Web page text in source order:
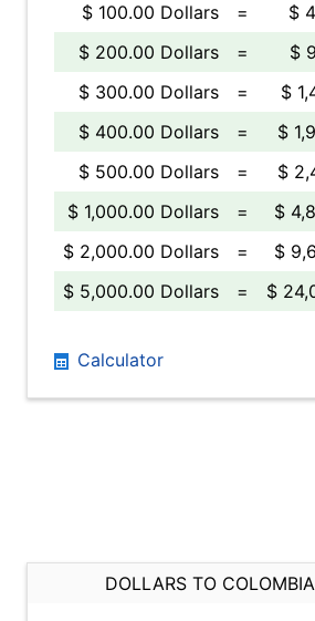
$ 100.00 Dollars
=
$
$ 200.00 Dollars
=
$
$ 300.00 Dollars
=
$
$ 400.00 Dollars
=
$
$ 500.00 Dollars
=
$
$ 1,000.00 Dollars
=
$
$ 2,000.00 Dollars
=
$
$ 5,000.00 Dollars
= $
Calculator
DOLLARS TO